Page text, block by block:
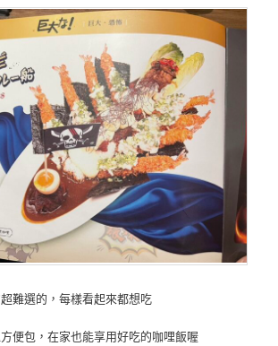
難選的，每樣看起來都想吃
便包，在家也能享用好吃的咖哩飯喔